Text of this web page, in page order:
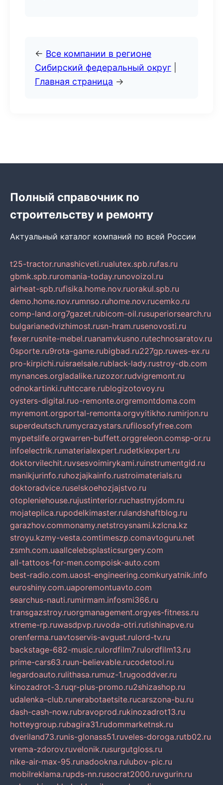
← Все компании в регионе
Сибирский федеральный округ
Главная страница →
Полный справочник по
строительству и ремонту
Актуальный каталог компаний по всей России
t25-tractor.runashicveti.rualutex.spb.rufas.ru
gbmk.spb.ruromania-today.runovoizol.ru
airheat-spb.rufisika.home.nov.ruorakul.spb.ru
demo.home.nov.rumnso.ruhome.nov.rucemko.ru
comp-land.org7gazet.rubicom-oil.rusuperiorsearch.ru
bulgarianedvizhimost.rusn-hram.rusenovosti.ru
fexer.rusnite-mebel.ruanamvkusno.rutechnosaratov.ru
0sporte.ru9rota-game.rubigbad.ru227gp.ruwes-ex.ru
pro-kirpichi.ruisraelsale.rublack-lady.rustroy-db.com
mynances.orgladalike.ruzozor.rudvigremont.ru
odnokartinki.ruhtccare.rublogizotovoy.ru
oysters-digital.ruo-remonte.orgremontdoma.com
myremont.orgportal-remonta.orgvyitikho.rumirjon.ru
superdeutsch.rumycrazystars.rufilosofyfree.com
mypetslife.orgwarren-buffett.orggreleon.comsp-or.ru
infoelectrik.rumaterialexpert.rudetkiexpert.ru
doktorvilechit.ruvsesvoimirykami.ruinstrumentgid.ru
manikjurinfo.ruhozjajkainfo.rustroimaterials.ru
doktoradvice.ruselskoehozjajstvo.ru
otopleniehouse.rujustinterior.ruchastnyjdom.ru
mojateplica.rupodelkimaster.rulandshaftblog.ru
garazhov.commonamy.netstroysnami.kzlcna.kz
stroyu.kzmy-vesta.comtimeszp.comavtoguru.net
zsmh.com.uaallcelebsplasticsurgery.com
all-tattoos-for-men.compoisk-auto.com
best-radio.com.uaost-engineering.comkuryatnik.info
euroshiny.com.uaporemontuavto.com
searchus-nauti.rumirmam.infosmi366.ru
transgazstroy.ruorgmanagement.orgyes-fitness.ru
xtreme-rp.ruwasdpvp.ruvoda-otri.rutishinapve.ru
orenferma.ruavtoservis-avgust.rulord-tv.ru
backstage-682-music.rulordfilm7.rulordfilm13.ru
prime-cars63.ruun-believable.rucodetool.ru
legardoauto.rulithasa.rumuz-1.rugooddver.ru
kinozadrot-3.ruqr-plus-promo.ru2shizashop.ru
udalenka-club.runerabotaetsite.rucarszona-bu.ru
dash-cash-now.rubravoprod.rukinozadrot13.ru
hotteygroup.rubagira31.rudommarketnsk.ru
dveriland73.runis-glonass51.ruveles-doroga.rutb02.ru
vrema-zdorov.ruvelonik.rusurgutgloss.ru
nike-air-max-95.runadookna.rulubov-pic.ru
mobilreklama.rupds-nn.rusocrat2000.ruvgurin.ru